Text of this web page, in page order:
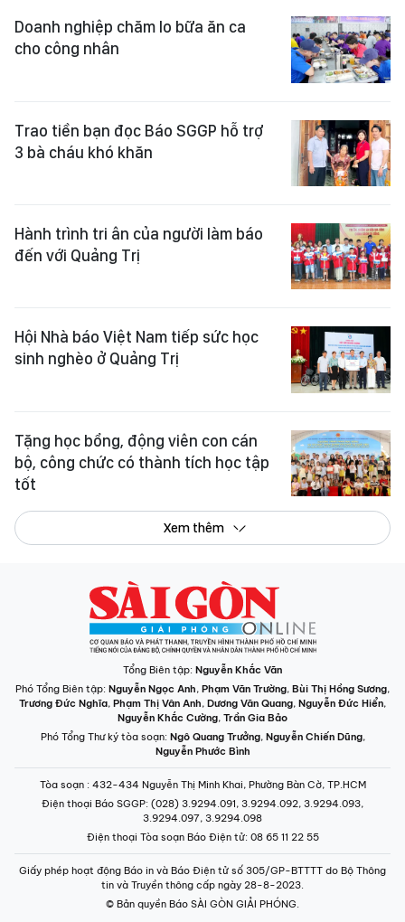
Doanh nghiệp chăm lo bữa ăn ca
cho công nhân
Trao tiền bạn đọc Báo SGGP hỗ trợ
3 bà cháu khó khăn
Hành trình tri ân của người làm báo
đến với Quảng Trị
Hội Nhà báo Việt Nam tiếp sức học
sinh nghèo ở Quảng Trị
Tặng học bổng, động viên con cán
bộ, công chức có thành tích học tập
tốt
Xem thêm
Tổng Biên tập: Nguyễn Khắc Văn
Phó Tổng Biên tập: Nguyễn Ngọc Anh, Phạm Văn Trường, Bùi Thị Hồng Sương,
Trương Đức Nghĩa, Phạm Thị Vân Anh, Dương Văn Quang, Nguyễn Đức Hiển,
Nguyễn Khắc Cường, Trần Gia Bảo
Phó Tổng Thư ký tòa soạn: Ngô Quang Trưởng, Nguyễn Chiến Dũng,
Nguyễn Phước Bình
Tòa soạn : 432-434 Nguyễn Thị Minh Khai, Phường Bàn Cờ, TP.HCM
Điện thoại Báo SGGP: (028) 3.9294.091, 3.9294.092, 3.9294.093,
3.9294.097, 3.9294.098
Điện thoại Tòa soạn Báo Điện tử: 08 65 11 22 55
Giấy phép hoạt động Báo in và Báo Điện tử số 305/GP-BTTTT do Bộ Thông
tin và Truyền thông cấp ngày 28-8-2023.
© Bản quyền Báo SÀI GÒN GIẢI PHÓNG.